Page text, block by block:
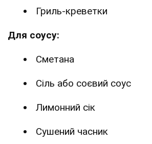
Гриль-креветки
Для соусу:
Сметана
Сіль або соєвий соус
Лимонний сік
Сушений часник